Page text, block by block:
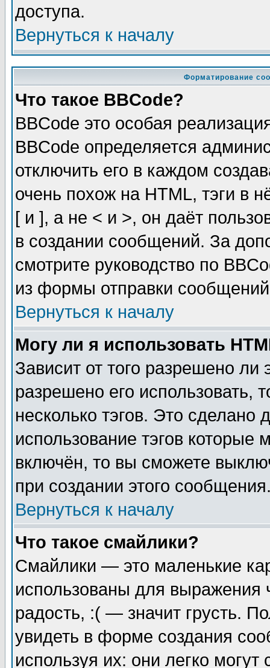
доступа.
Вернуться к началу
Форматирование
Что такое BBCode?
BBCode это особая
BBCode определяется
отключить его в каждом
очень похож на HTML, тэги в
[ и ], а не < и >, он даёт
в создании сообщений. За
смотрите руководство по
из формы отправки
Вернуться к началу
Могу ли я использовать
Зависит от того разрешено
разрешено его использовать,
несколько тэгов. Это сделано
использование тэгов
включён, то вы сможете
при создании этого
Вернуться к началу
Что такое смайлики?
Смайлики — это маленькие
использованы для
радость, :( — значит грусть.
увидеть в форме создания
используя их: они легко